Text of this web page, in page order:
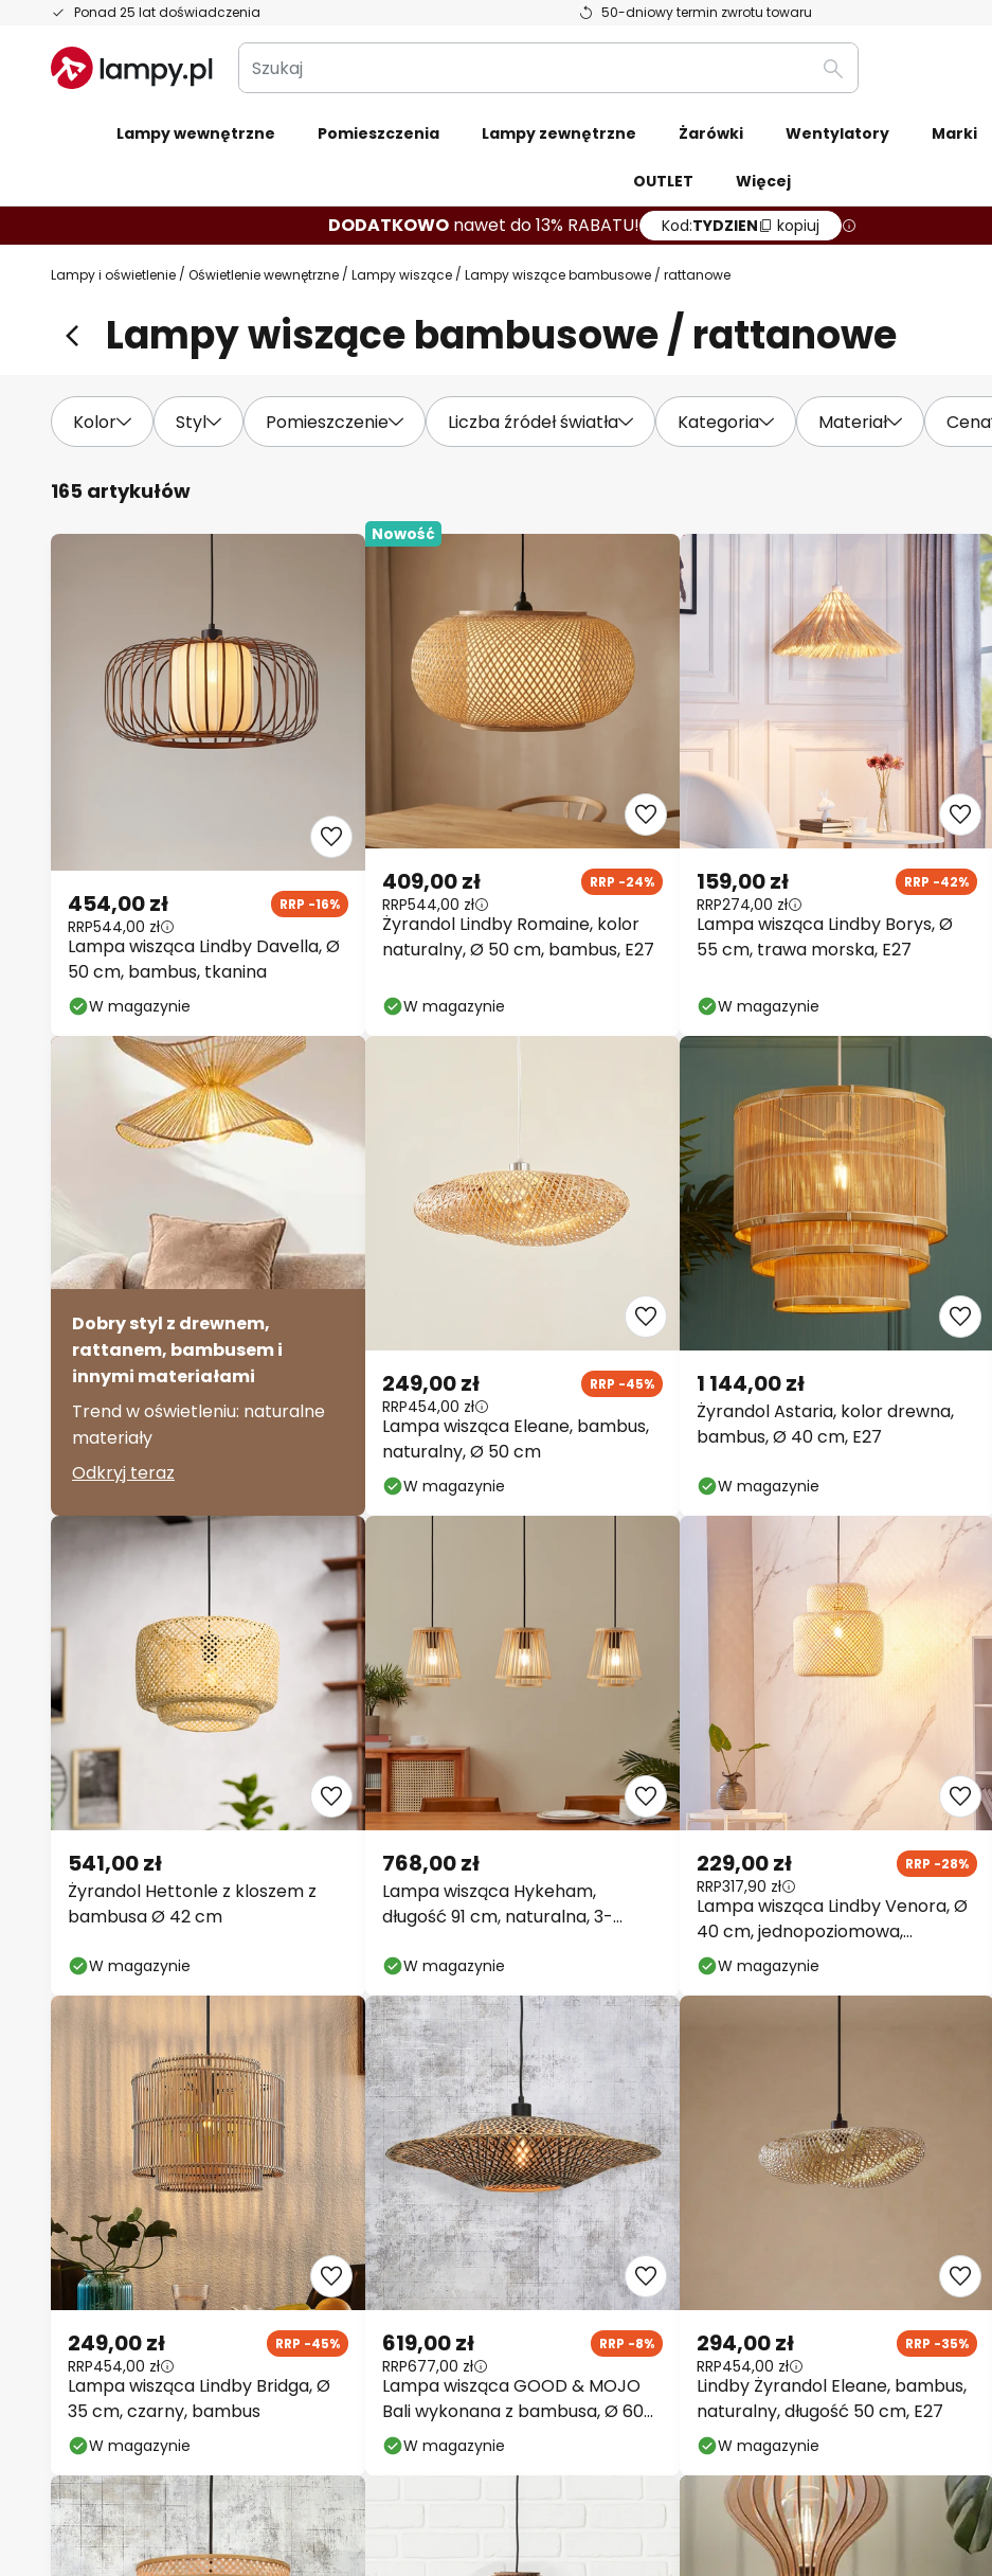
Ponad 25 lat doświadczenia 50-dniowy termin zwrotu towaru
Przejdź
treści
Szukaj
Szukaj
Lampy wewnętrzne Pomieszczenia Lampy zewnętrzne Żarówki Wentylatory Marki
OUTLET Więcej
DODATKOWO nawet do 13% RABATU! Kod:TYDZIEN kopiuj
Lampy i oświetlenie Oświetlenie wewnętrzne Lampy wiszące Lampy wiszące bambusowe / rattanowe
Lampy wiszące bambusowe / rattanowe
Kolor Styl Pomieszczenie Liczba źródeł światła Kategoria Materiał Cena
165 artykułów
Lampa wisząca Lindby Davella, Ø
50 cm, bambus, tkanina
454,00 zł RRP -16%
RRP544,00 zł
W magazynie
Nowość
Żyrandol Lindby Romaine, kolor
naturalny, Ø 50 cm, bambus, E27
409,00 zł RRP -24%
RRP544,00 zł
W magazynie
Lampa wisząca Lindby Borys, Ø
55 cm, trawa morska, E27
159,00 zł RRP -42%
RRP274,00 zł
W magazynie
Dobry styl z drewnem,
rattanem, bambusem i
innymi materiałami
Trend w oświetleniu: naturalne
materiały
Odkryj teraz
Lampa wisząca Eleane, bambus,
naturalny, Ø 50 cm
249,00 zł RRP -45%
RRP454,00 zł
W magazynie
Żyrandol Astaria, kolor drewna,
bambus, Ø 40 cm, E27
1 144,00 zł
W magazynie
Żyrandol Hettonle z kloszem z
bambusa Ø 42 cm
541,00 zł
W magazynie
Lampa wisząca Hykeham,
długość 91 cm, naturalna, 3-
768,00 zł
W magazynie
Lampa wisząca Lindby Venora, Ø
40 cm, jednopoziomowa,
bambus, E27
229,00 zł RRP -28%
RRP317,90 zł
W magazynie
Lampa wisząca Lindby Bridga, Ø
35 cm, czarny, bambus
249,00 zł RRP -45%
RRP454,00 zł
W magazynie
Lampa wisząca GOOD & MOJO
Bali wykonana z bambusa, Ø 60
cm
619,00 zł RRP -8%
RRP677,00 zł
W magazynie
Lindby Żyrandol Eleane, bambus,
naturalny, długość 50 cm, E27
294,00 zł RRP -35%
RRP454,00 zł
W magazynie